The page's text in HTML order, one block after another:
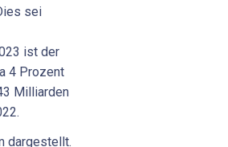
sei
ist der
4 Prozent
Milliarden